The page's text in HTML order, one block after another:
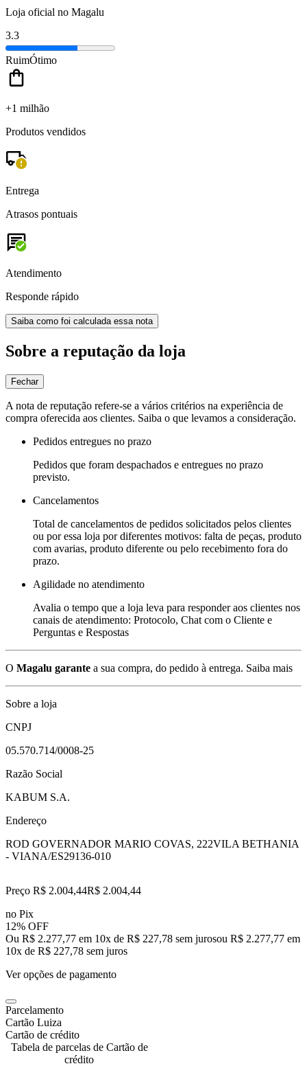
Loja oficial no Magalu
3.3
RuimÓtimo
+1 milhão
Produtos vendidos
Entrega
Atrasos pontuais
Atendimento
Responde rápido
Saiba como foi calculada essa nota
Sobre a reputação da loja
Fechar
A nota de reputação refere-se a vários critérios na experiência de
compra oferecida aos clientes. Saiba o que levamos a consideração.
Pedidos entregues no prazo
Pedidos que foram despachados e entregues no prazo
previsto.
Cancelamentos
Total de cancelamentos de pedidos solicitados pelos clientes
ou por essa loja por diferentes motivos: falta de peças, produto
com avarias, produto diferente ou pelo recebimento fora do
prazo.
Agilidade no atendimento
Avalia o tempo que a loja leva para responder aos clientes nos
canais de atendimento: Protocolo, Chat com o Cliente e
Perguntas e Respostas
O Magalu garante a sua compra, do pedido à entrega. Saiba mais
Sobre a loja
CNPJ
05.570.714/0008-25
Razão Social
KABUM S.A.
Endereço
ROD GOVERNADOR MARIO COVAS, 222VILA BETHANIA
- VIANA/ES29136-010
Preço R$ 2.004,44R$ 2.004,44
no Pix
12% OFF
Ou R$ 2.277,77 em 10x de R$ 227,78 sem jurosou R$ 2.277,77 em
10x de R$ 227,78 sem juros
Ver opções de pagamento
Parcelamento
Cartão Luiza
Cartão de crédito
Tabela de parcelas de Cartão de
crédito